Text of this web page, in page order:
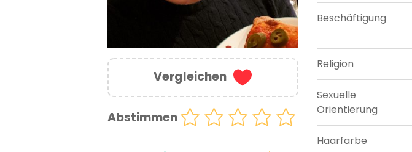
Vergleichen
Abstimmen
Beschäftigung
Religion
Sexuelle
Orientierung
Haarfarbe